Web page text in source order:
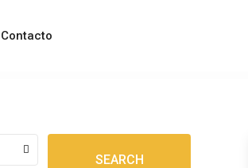
Contacto
SEARCH